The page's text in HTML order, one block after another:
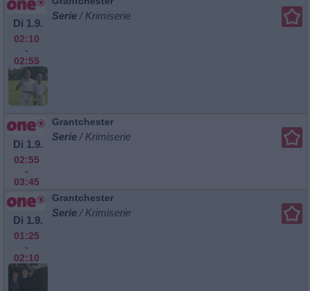
Di 1.9.
02:10
-
02:55
Serie / Krimiserie
Di 1.9.
02:55
-
03:45
Grantchester
Serie / Krimiserie
Di 1.9.
01:25
-
02:10
Grantchester
Serie / Krimiserie